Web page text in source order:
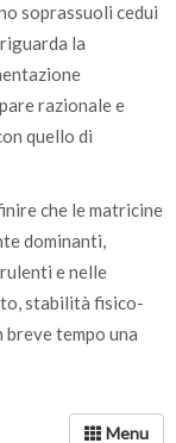
soprassuoli cedui
la
razionale e
quello di
che le matricine
dominanti,
e nelle
stabilità fisico-
breve tempo una